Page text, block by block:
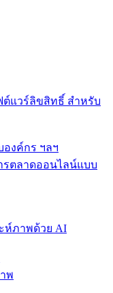
งค์กร ฯลฯ